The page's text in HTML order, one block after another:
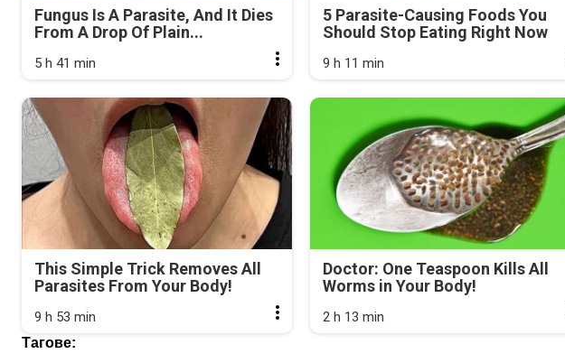
Fungus Is A Parasite, And It Dies
From A Drop Of Plain...
5 h 41 min
5 Parasite-Causing Foods You
Should Stop Eating Right Now
9 h 11 min
This Simple Trick Removes All
Parasites From Your Body!
9 h 53 min
Doctor: One Teaspoon Kills All
Worms in Your Body!
2 h 13 min
Тагове: